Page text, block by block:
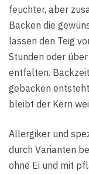
feuchter, aber
Backen die
lassen den Teig
Stunden oder
entfalten.
gebacken
bleibt der Kern
Allergiker und
durch Varianten
ohne Ei und mit